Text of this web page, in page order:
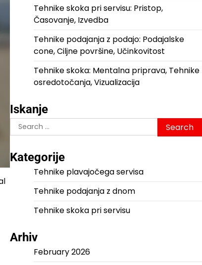
Tehnike skoka pri servisu: Pristop,
Časovanje, Izvedba
Tehnike podajanja z podajo: Podajalske
cone, Ciljne površine, Učinkovitost
Tehnike skoka: Mentalna priprava, Tehnike
osredotočanja, Vizualizacija
Iskanje
Search
for:
Kategorije
Tehnike plavajočega servisa
Tehnike podajanja z dnom
Tehnike skoka pri servisu
Arhiv
February 2026